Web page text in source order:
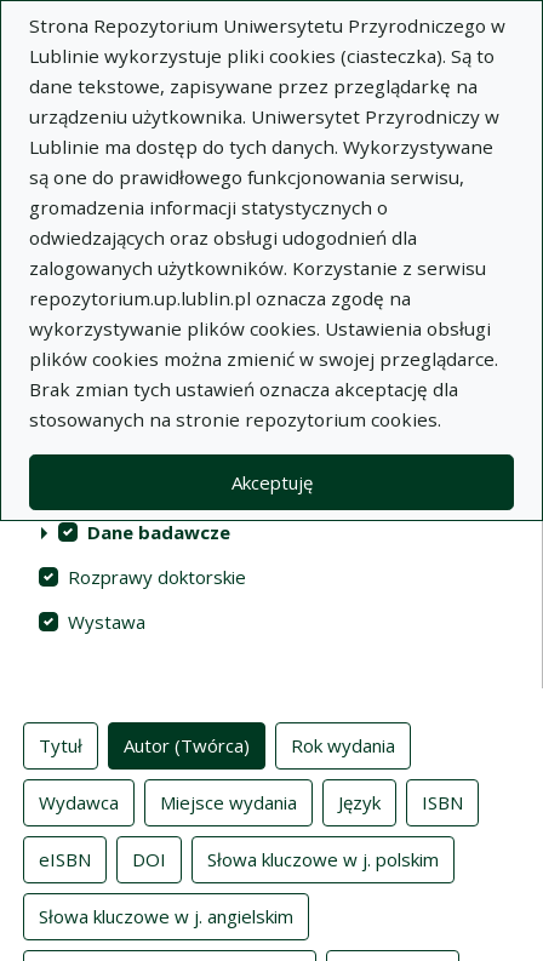
Strona Repozytorium Uniwersytetu Przyrodniczego w
Lublinie wykorzystuje pliki cookies (ciasteczka). Są to
dane tekstowe, zapisywane przez przeglądarkę na
urządzeniu użytkownika. Uniwersytet Przyrodniczy w
Lublinie ma dostęp do tych danych. Wykorzystywane
są one do prawidłowego funkcjonowania serwisu,
gromadzenia informacji statystycznych o
odwiedzających oraz obsługi udogodnień dla
zalogowanych użytkowników. Korzystanie z serwisu
repozytorium.up.lublin.pl oznacza zgodę na
wykorzystywanie plików cookies. Ustawienia obsługi
plików cookies można zmienić w swojej przeglądarce.
Brak zmian tych ustawień oznacza akceptację dla
stosowanych na stronie repozytorium cookies.
Akceptuję
Repozytorium Uniwersytetu
Przyrodniczego w Lublinie
Indeksy
Akcje na kolekcjach Wyczyść Zaznacz wszystko
Kolekcje(automatyczne przeładowanie treści)
Publikacje naukowe
Materiały audiowizualne
Dane badawcze
Rozprawy doktorskie
Wystawa
Indeksy
Tytuł Autor (Twórca) Rok wydania
Wydawca Miejsce wydania Język ISBN
eISBN DOI Słowa kluczowe w j. polskim
Słowa kluczowe w j. angielskim